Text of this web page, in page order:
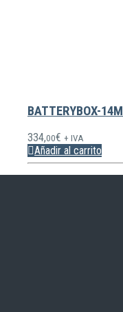
BATTERYBOX-
334,00€ + IVA
Añadir al carrito